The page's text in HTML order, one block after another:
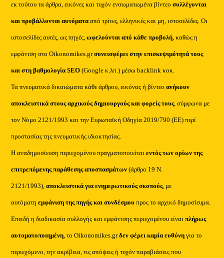
εκ τούτου τα άρθρα, εικόνες και τυχόν ενσωματωμένα βίντεοσυλλέγονται
και προβάλλονται αυτόματααπό τρίτες, ελληνικές και μη, ιστοσελίδες. Οι
ιστοσελίδες αυτές, ως πηγές,ωφελούνται από κάθε προβολή, καθώς η
εμφάνιση στο Oikonomikes.grσυνεισφέρει στην επισκεψιμότητά τους
και στη βαθμολογία SEO (Google κ.λπ.) μέσω backlink κοκ.
Τα πνευματικά δικαιώματα κάθε άρθρου, εικόνας ή βίντεοανήκουν
αποκλειστικά στους αρχικούς δημιουργούς και φορείς τους, σύμφωνα με
τον Νόμο 2121/1993 και την Ευρωπαϊκή Οδηγία 2019/790 (ΕΕ) περί
προστασίας της πνευματικής ιδιοκτησίας.
Η αναδημοσίευση περιεχομένου πραγματοποιείταιεντός των ορίων της
επιτρεπόμενης παράθεσης αποσπασμάτων (άρθρο 19 Ν.
2121/1993), αποκλειστικά για ενημερωτικούς σκοπούς, με
αυτόματηεμφάνιση της πηγής και συνδέσμου προς το αρχικό δημοσίευμα.
Επειδή η διαδικασία συλλογής και εμφάνισης περιεχομένου είναιπλήρως
αυτοματοποιημένη, το Oikonomikes.grδεν φέρει καμία ευθύνη για το
περιεχόμενο, την ακρίβεια, τις απόψεις ή τυχόν παραβιάσεις που